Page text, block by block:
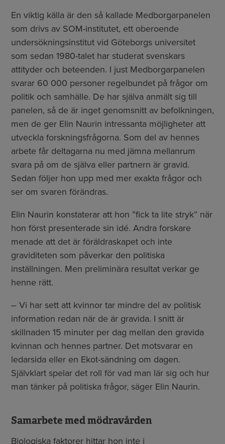
En viktig källa är den så kallade Medborgarpanelen
som drivs av SOM-institutet, ett oberoende
undersökningsinstitut vid Göteborgs universitet
som sedan 1980-talet har studerat svenskars
attityder och beteenden. I just Medborgarpanelen
svarar 60 000 personer regelbundet på frågor om
politik och samhälle. De har själva anmält sig till
panelen, så de är inget genomsnitt av befolkningen,
men de ger Elin Naurin intressanta möjligheter att
utveckla forskningsfrågorna. Som del av hennes
arbete får deltagarna nu med jämna mellanrum
svara på om de själva eller partnern är gravid.
Sedan följer hon upp med mer exakta frågor och
ser om svaren förändras.
Elin Naurin konstaterar att hon ”fick ta lite stryk” när
hon först presenterade sin idé. Andra forskare
menade att det är föräldraskapet och inte
graviditeten som påverkar den politiska
inställningen. Men preliminära resultat verkar ge
henne rätt.
– Vi har sett att kvinnor tar mindre del av politisk
information redan när de är gravida. I snitt är
skillnaden 15 minuter per dag mellan den gravida
kvinnan och hennes partner. Det motsvarar en
ledarsida eller en Ekot-sändning om dagen.
Självklart spelar det roll för vad man lär sig och hur
man tänker på politiska frågor, säger Elin Naurin.
Samarbete med mödravården
Biologiska faktorer hittar hon inte i